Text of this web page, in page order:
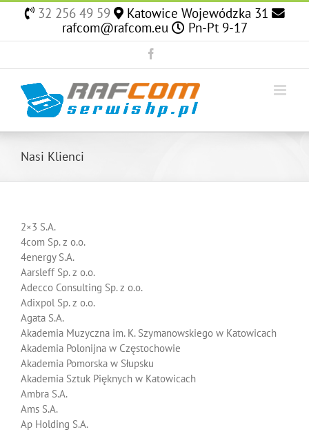
Skip
32 256 49 59
Katowice Wojewódzka 31
rafcom@rafcom.eu
Pn-Pt 9-17
Nasi Klienci
2×3 S.A.
4com Sp. z o.o.
4energy S.A.
Aarsleff Sp. z o.o.
Adecco Consulting Sp. z o.o.
Adixpol Sp. z o.o.
Agata S.A.
Akademia Muzyczna im. K. Szymanowskiego w Katowicach
Akademia Polonijna w Częstochowie
Akademia Pomorska w Słupsku
Akademia Sztuk Pięknych w Katowicach
Ambra S.A.
Ams S.A.
Ap Holding S.A.